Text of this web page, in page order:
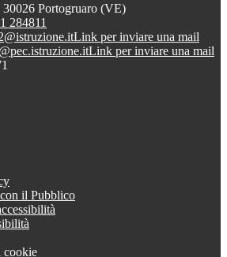
Portogruaro (VE)
284811
Link per inviare una mail
Link per inviare una mail
il Pubblico
cookie